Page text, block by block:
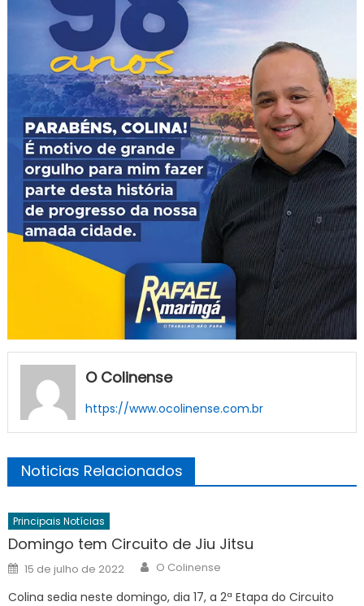
O Colinense
https://www.ocolinense.com.br
Noticias Relacionados
Principais Notícias
Domingo tem Circuito de Jiu Jitsu
Posted
on
15 de julho de 2022 Author
O Colinense
Colina sedia neste domingo, dia 17, a 2ª Etapa do Circuito